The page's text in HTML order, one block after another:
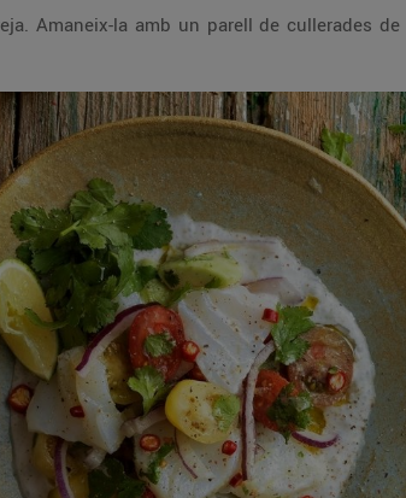
Amaneix-la amb un parell de cullerades